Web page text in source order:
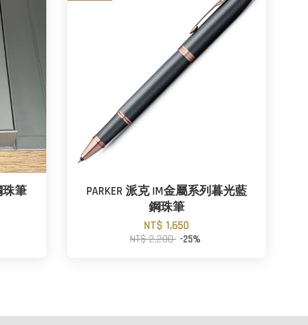
珠筆
PARKER 派克 IM金屬系列暮光藍
鋼珠筆
NT$ 1,650
NT$ 2,200 -25%